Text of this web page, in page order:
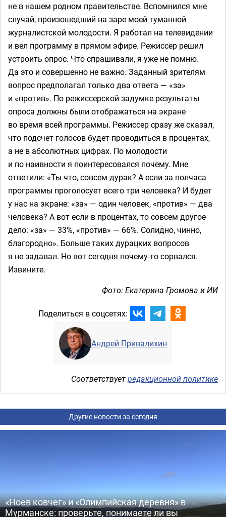
не в нашем родном правительстве. Вспомнился мне
случай, произошедший на заре моей туманной
журналистской молодости. Я работал на телевидении
и вел программу в прямом эфире. Режиссер решил
устроить опрос. Что спрашивали, я уже не помню.
Да это и совершенно не важно. Заданный зрителям
вопрос предполагал только два ответа — «за»
и «против». По режиссерской задумке результаты
опроса должны были отображаться на экране
во время всей программы. Режиссер сразу же сказал,
что подсчет голосов будет проводиться в процентах,
а не в абсолютных цифрах. По молодости
и по наивности я поинтересовался почему. Мне
ответили: «Ты что, совсем дурак? А если за полчаса
программы проголосует всего три человека? И будет
у нас на экране: «за» — один человек, «против» — два
человека? А вот если в процентах, то совсем другое
дело: «за» — 33%, «против» — 66%. Солидно, чинно,
благородно». Больше таких дурацких вопросов
я не задавал. Но вот сегодня почему-то сорвался.
Извините.
Фото: Екатерина Громова и ИИ
Поделиться в соцсетях:
Андрей Привалихин
Соответствуетредакционной политике
Другие новости за сегодня
«Ноев ковчег» и «Олимпийская деревня» в
Мурманске: проверьте, понимаете ли вы